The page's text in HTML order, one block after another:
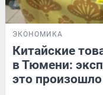
ЭКОНОМИКА
Китайские
в Тюмени:
это произошло